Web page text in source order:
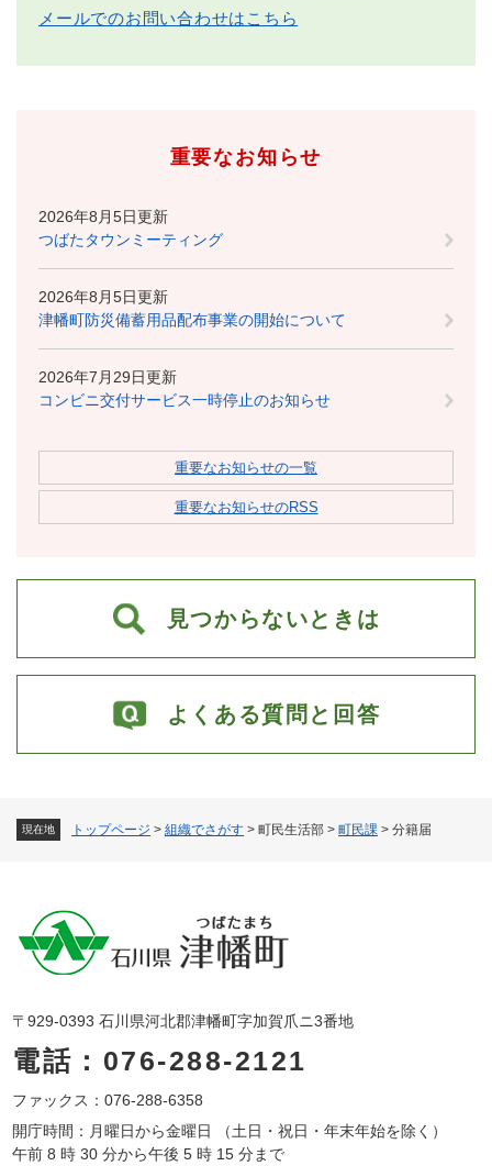
現在地 トップページ > 組織でさがす > 町民生活部 > 町民課 > 分籍届
メールでのお問い合わせはこちら
重要なお知らせ
2026年8月5日更新
つばたタウンミーティング
2026年8月5日更新
津幡町防災備蓄用品配布事業の開始について
2026年7月29日更新
コンビニ交付サービス一時停止のお知らせ
重要なお知らせの一覧
重要なお知らせのRSS
見つからないときは
よくある質問と回答
〒929-0393 石川県河北郡津幡町字加賀爪ニ3番地
電話：076-288-2121
ファックス：076-288-6358
開庁時間：月曜日から金曜日 （土日・祝日・年末年始を除く）
午前 8 時 30 分から午後 5 時 15 分まで